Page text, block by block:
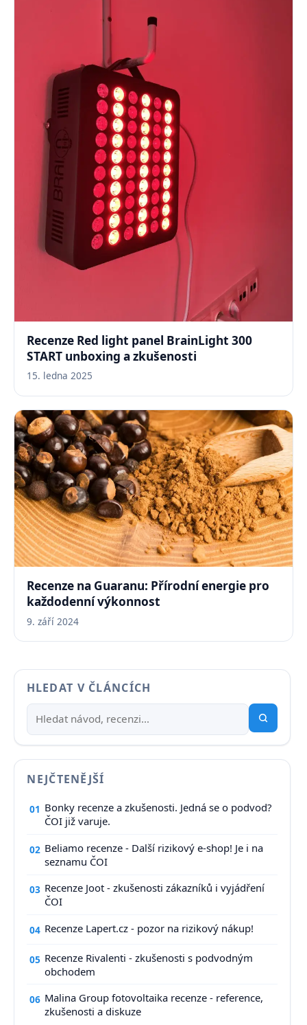
Recenze Red light panel BrainLight 300
START unboxing a zkušenosti
15. ledna 2025
Recenze na Guaranu: Přírodní energie pro
každodenní výkonnost
9. září 2024
HLEDAT V ČLÁNCÍCH
NEJČTENĚJŠÍ
01 Bonky recenze a zkušenosti. Jedná se o podvod?
ČOI již varuje.
02 Beliamo recenze - Další rizikový e-shop! Je i na
seznamu ČOI
03 Recenze Joot - zkušenosti zákazníků i vyjádření
ČOI
04 Recenze Lapert.cz - pozor na rizikový nákup!
05 Recenze Rivalenti - zkušenosti s podvodným
obchodem
06 Malina Group fotovoltaika recenze - reference,
zkušenosti a diskuze